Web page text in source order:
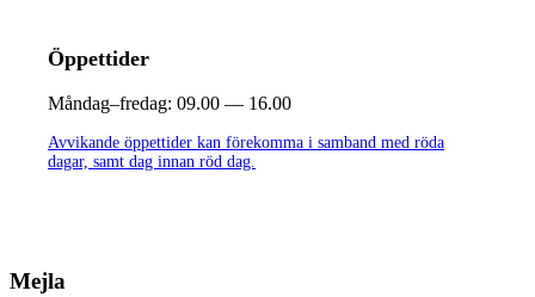
Öppettider
Måndag–fredag: 09.00 — 16.00
Avvikande öppettider kan förekomma i samband med röda
dagar, samt dag innan röd dag.
Mejla